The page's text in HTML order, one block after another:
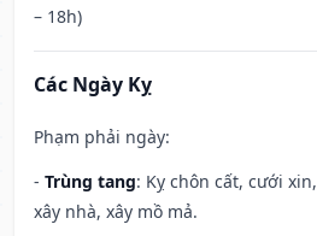
– 18h)
Các Ngày Kỵ
Phạm phải ngày:
- Trùng tang: Kỵ chôn cất, cưới
xây nhà, xây mồ mả.